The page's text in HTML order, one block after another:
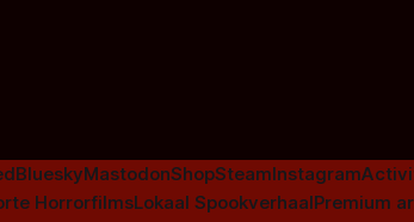
BlueskyMastodonShopSteamInstagram
HorrorfilmsLokaal SpookverhaalPremium